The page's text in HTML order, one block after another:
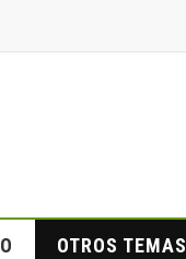
OTROS TEMAS